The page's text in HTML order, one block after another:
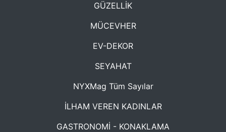
GÜZELLİK
MÜCEVHER
EV-DEKOR
SEYAHAT
NYXMag Tüm Sayılar
İLHAM VEREN KADINLAR
GASTRONOMİ - KONAKLAMA